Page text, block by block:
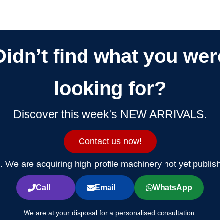
find what you
looking for?
Discover this week’s NEW ARRIVALS.
Contact us now!
We are acquiring high-profile machinery not yet
Call Email WhatsApp
We are at your disposal for a personalised consultation.